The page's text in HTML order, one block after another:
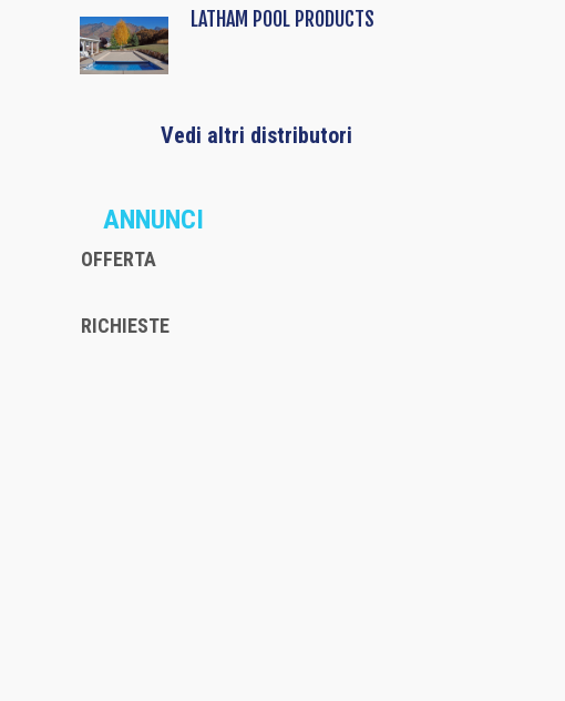
LATHAM POOL PRODUCTS
Vedi altri distributori
ANNUNCI
OFFERTA
RICHIESTE